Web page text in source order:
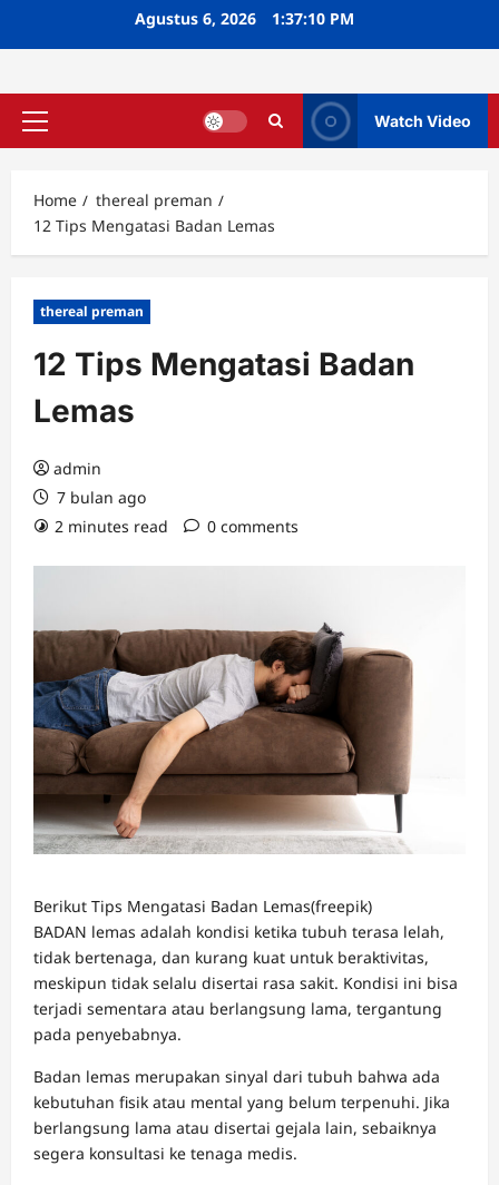
Agustus 6, 2026 1:37:11 PM
Primary
Watch Video
Home
thereal preman
12 Tips Mengatasi Badan Lemas
thereal preman
12 Tips Mengatasi Badan
Lemas
admin
7 bulan ago
2 minutes read
0 comments
Berikut Tips Mengatasi Badan Lemas(freepik)
BADAN lemas adalah kondisi ketika tubuh terasa lelah,
tidak bertenaga, dan kurang kuat untuk beraktivitas,
meskipun tidak selalu disertai rasa sakit. Kondisi ini bisa
terjadi sementara atau berlangsung lama, tergantung
pada penyebabnya.
Badan lemas merupakan sinyal dari tubuh bahwa ada
kebutuhan fisik atau mental yang belum terpenuhi. Jika
berlangsung lama atau disertai gejala lain, sebaiknya
segera konsultasi ke tenaga medis.